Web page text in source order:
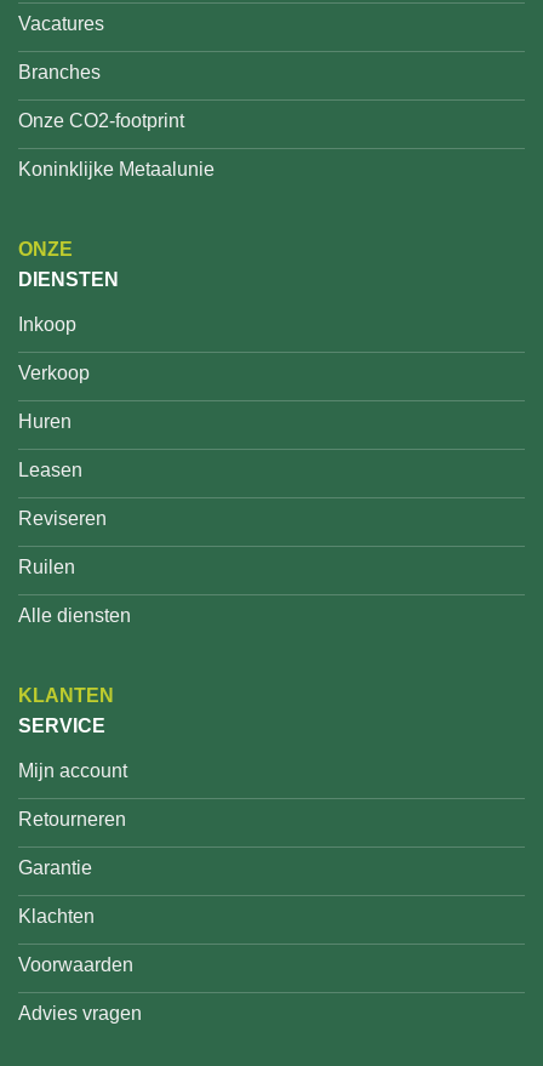
Vacatures
Branches
Onze CO2-footprint
Koninklijke Metaalunie
ONZE
DIENSTEN
Inkoop
Verkoop
Huren
Leasen
Reviseren
Ruilen
Alle diensten
KLANTEN
SERVICE
Mijn account
Retourneren
Garantie
Klachten
Voorwaarden
Advies vragen